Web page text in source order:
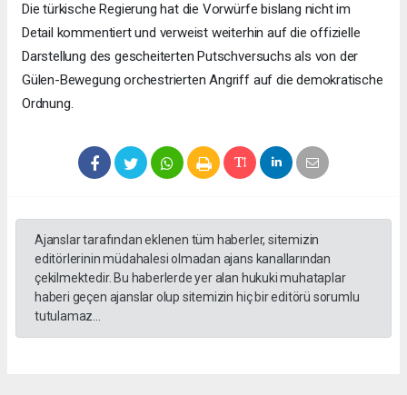
Die türkische Regierung hat die Vorwürfe bislang nicht im
Detail kommentiert und verweist weiterhin auf die offizielle
Darstellung des gescheiterten Putschversuchs als von der
Gülen-Bewegung orchestrierten Angriff auf die demokratische
Ordnung.
Ajanslar tarafından eklenen tüm haberler, sitemizin
editörlerinin müdahalesi olmadan ajans kanallarından
çekilmektedir. Bu haberlerde yer alan hukuki muhataplar
haberi geçen ajanslar olup sitemizin hiç bir editörü sorumlu
tutulamaz...